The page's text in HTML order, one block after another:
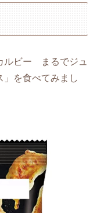
ルビー まるでジュ
」を食べてみまし